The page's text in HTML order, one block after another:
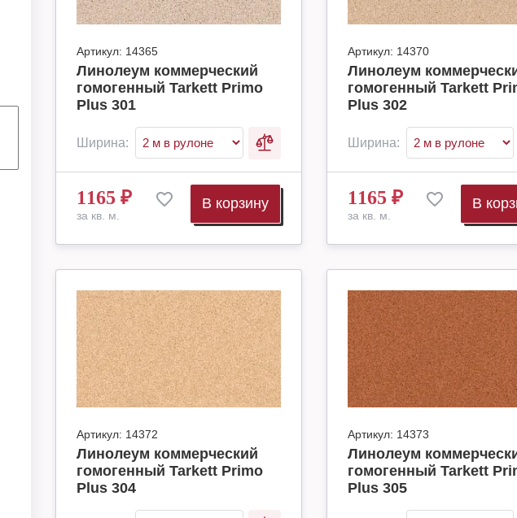
Артикул: 14365
Линолеум коммерческий
гомогенный Tarkett Primo
Plus 301
Ширина:
1165 ₽
за кв. м.
В корзину
Артикул: 14370
Линолеум
гомогенный Tarkett
Plus 302
Ширина:
1165 ₽
за кв. м.
В
Артикул: 14372
Линолеум коммерческий
гомогенный Tarkett Primo
Plus 304
Артикул: 14373
Линолеум
гомогенный Tarkett
Plus 305